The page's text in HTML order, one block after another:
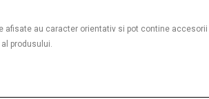
afisate au caracter orientativ si pot contine
produsului.